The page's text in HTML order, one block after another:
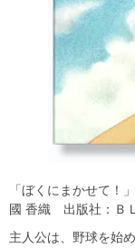
「ぼくにまかせて
國 香織 出版社：Ｂ
主人公は、野球を始